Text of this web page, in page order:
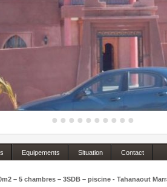
Equipements Situation Contact
– 5 chambres – 3SDB – piscine - Tahanaout